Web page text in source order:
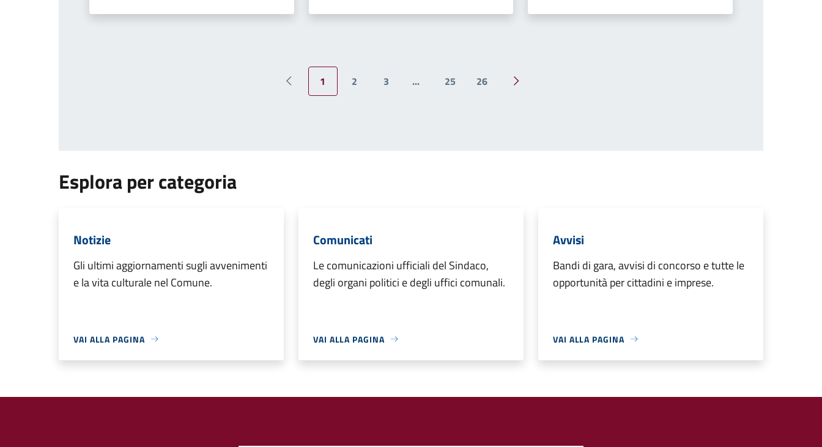
Pagina precedente
1 2 3 ... 25 26
Pagina successiva
Esplora per categoria
Notizie
Gli ultimi aggiornamenti sugli avvenimenti
e la vita culturale nel Comune.
VAI ALLA PAGINA
Comunicati
Le comunicazioni ufficiali del Sindaco,
degli organi politici e degli uffici comunali.
VAI ALLA PAGINA
Avvisi
Bandi di gara, avvisi di concorso e tutte le
opportunità per cittadini e imprese.
VAI ALLA PAGINA